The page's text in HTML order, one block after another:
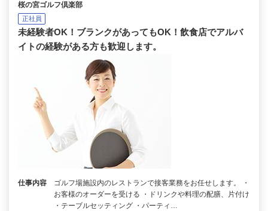
桜の宮ゴルフ倶楽部
正社員
未経験者OK！ブランクがあってもOK！飲食店でアルバ
イトの経験がある方も歓迎します。
仕事内容
ゴルフ場施設内のレストランで接客業務をお任せします。 ・
お客様のオーダーを受ける ・ドリンクや料理の配膳、片付け
・テーブルセッティング ・パーティ…